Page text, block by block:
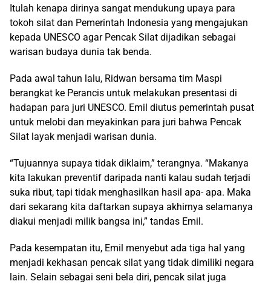
Itulah kenapa dirinya sangat mendukung upaya para
tokoh silat dan Pemerintah Indonesia yang mengajukan
kepada UNESCO agar Pencak Silat dijadikan sebagai
warisan budaya dunia tak benda.
Pada awal tahun lalu, Ridwan bersama tim Maspi
berangkat ke Perancis untuk melakukan presentasi di
hadapan para juri UNESCO. Emil diutus pemerintah pusat
untuk melobi dan meyakinkan para juri bahwa Pencak
Silat layak menjadi warisan dunia.
“Tujuannya supaya tidak diklaim,” terangnya. “Makanya
kita lakukan preventif daripada nanti kalau sudah terjadi
suka ribut, tapi tidak menghasilkan hasil apa- apa. Maka
dari sekarang kita daftarkan supaya akhirnya selamanya
diakui menjadi milik bangsa ini,” tandas Emil.
Pada kesempatan itu, Emil menyebut ada tiga hal yang
menjadi kekhasan pencak silat yang tidak dimiliki negara
lain. Selain sebagai seni bela diri, pencak silat juga